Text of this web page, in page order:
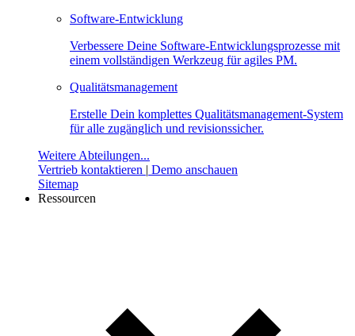
Software-Entwicklung
Verbessere Deine Software-Entwicklungsprozesse mit
einem vollständigen Werkzeug für agiles PM.
Qualitätsmanagement
Erstelle Dein komplettes Qualitätsmanagement-System
für alle zugänglich und revisionssicher.
Weitere Abteilungen...
Vertrieb kontaktieren | Demo anschauen
Sitemap
Ressourcen